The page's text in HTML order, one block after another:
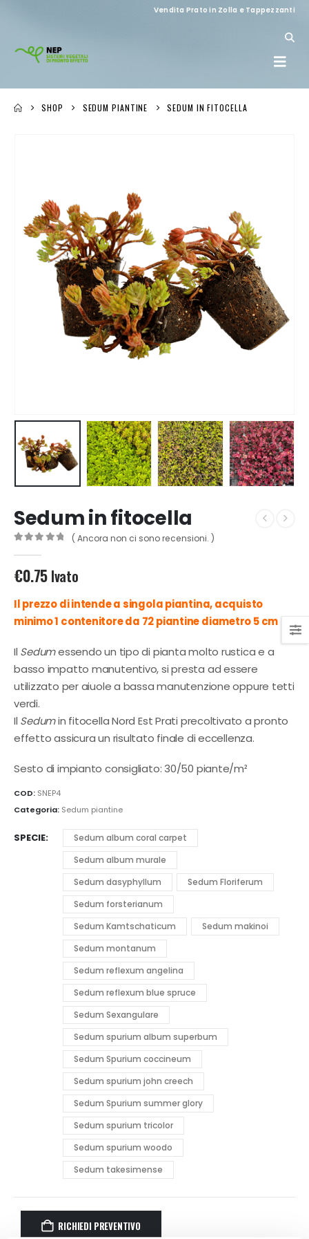
Vendita Prato in Zolla e Tappezzanti
SHOP SEDUM PIANTINE SEDUM IN FITOCELLA
Sedum in fitocella
( Ancora non ci sono recensioni. )
€0.75 Ivato
Il prezzo di intende a singola piantina, acquisto
minimo 1 contenitore da 72 piantine diametro 5 cm
Il Sedumessendo un tipo di pianta molto rustica e a
basso impatto manutentivo, si presta ad essere
utilizzato per aiuole a bassa manutenzione oppure tetti
verdi.
Il Sedumin fitocella Nord Est Prati precoltivato a pronto
effetto assicura un risultato finale di eccellenza.
Sesto di impianto consigliato: 30/50 piante/m²
COD: SNEP4
Categoria: Sedum piantine
SPECIE
Sedum album coral carpet
Sedum album murale
Sedum dasyphyllum
Sedum Floriferum
Sedum forsterianum
Sedum Kamtschaticum
Sedum makinoi
Sedum montanum
Sedum reflexum angelina
Sedum reflexum blue spruce
Sedum Sexangulare
Sedum spurium album superbum
Sedum Spurium coccineum
Sedum spurium john creech
Sedum Spurium summer glory
Sedum spurium tricolor
Sedum spurium woodo
Sedum takesimense
RICHIEDI PREVENTIVO